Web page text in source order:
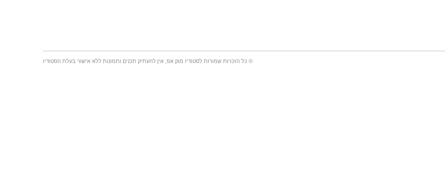
© כל הזכויות שמורות לסטודיו מוק אפ, אין להעתיק תכנים ותמונות ללא אישור בעלת הסטודיו